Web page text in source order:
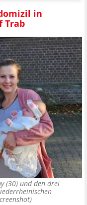
in
Trab
(30) und den drei